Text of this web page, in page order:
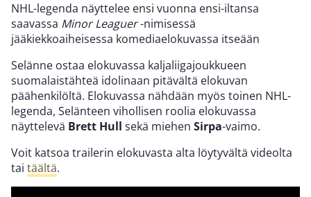
NHL-legenda näyttelee ensi vuonna ensi-iltansa
saavassa Minor Leaguer-nimisessä
jääkiekkoaiheisessa komediaelokuvassa itseään
Selänne ostaa elokuvassa kaljaliigajoukkueen
suomalaistähteä idolinaan pitävältä elokuvan
päähenkilöltä. Elokuvassa nähdään myös toinen NHL-
legenda, Selänteen vihollisen roolia elokuvassa
näyttelevä Brett Hull sekä miehen Sirpa-vaimo.
Voit katsoa trailerin elokuvasta alta löytyvältä videolta
tai täältä.